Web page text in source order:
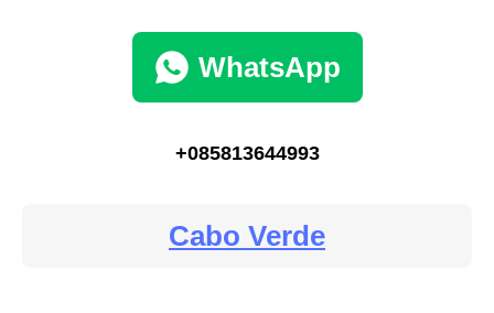
WhatsApp
+085813644993
Cabo Verde